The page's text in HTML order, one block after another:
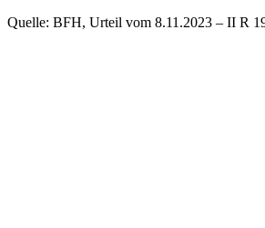
Quelle: BFH, Urteil vom 8.11.2023 – II R